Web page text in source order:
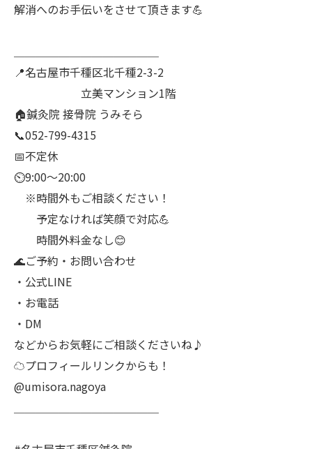
解消へのお手伝いをさせて頂きます💪
📍名古屋市千種区北千種2-3-2
立美マンション1階
🏠鍼灸院 接骨院 うみそら
📞052-799-4315
📅不定休
⏲9:00～20:00
※時間外もご相談ください！
予定なければ笑顔で対応💪
時間外料金なし😊
🌊ご予約・お問い合わせ
・公式LINE
・お電話
・DM
などからお気軽にご相談くださいね♪
☁プロフィールリンクからも！
@umisora.nagoya